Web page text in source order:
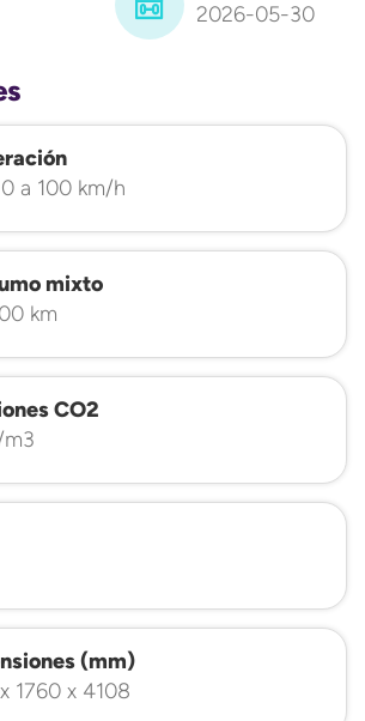
2026-05-30
a 100 km/h
mixto
km
CO2
m3
(mm)
1760 x 4108